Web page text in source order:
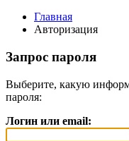
Главная
Авторизация
Запрос пароля
Выберите, какую
пароля:
Логин или email: